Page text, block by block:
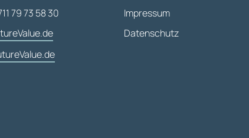
79 73 58 30
Impressum
Datenschutz